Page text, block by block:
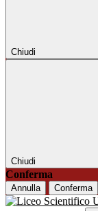
Chiudi
Chiudi
Conferma
Annulla Conferma